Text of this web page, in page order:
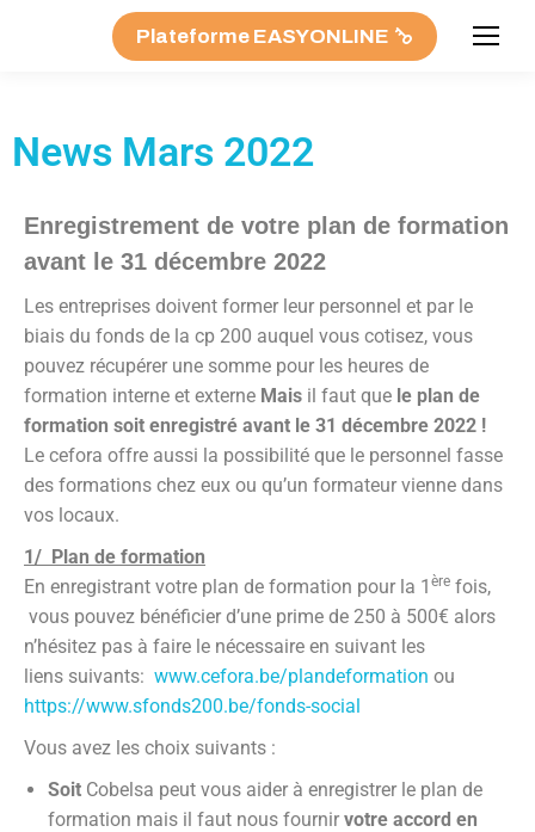
Plateforme EASYONLINE
News Mars 2022
Enregistrement de votre plan de formation
avant le 31 décembre 2022
Les entreprises doivent former leur personnel et par le
biais du fonds de la cp 200 auquel vous cotisez, vous
pouvez récupérer une somme pour les heures de
formation interne et externe Mais il faut que le plan de
formation soit enregistré avant le 31 décembre 2022 !
Le cefora offre aussi la possibilité que le personnel fasse
des formations chez eux ou qu’un formateur vienne dans
vos locaux.
1/ Plan de formation
En enregistrant votre plan de formation pour la 1 ère fois,
vous pouvez bénéficier d’une prime de 250 à 500€ alors
n’hésitez pas à faire le nécessaire en suivant les
liens suivants: www.cefora.be/plandeformation ou
https://www.sfonds200.be/fonds-social
Vous avez les choix suivants :
Soit Cobelsa peut vous aider à enregistrer le plan de
formation mais il faut nous fournir votre accord en